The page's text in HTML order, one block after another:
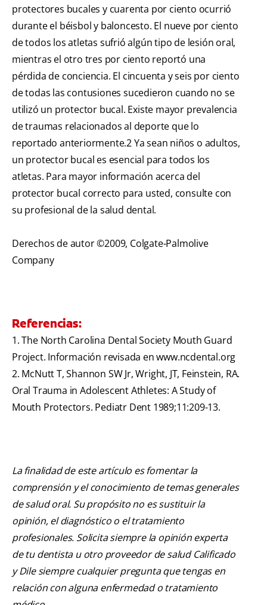
protectores bucales y cuarenta por ciento ocurrió
durante el béisbol y baloncesto. El nueve por ciento
de todos los atletas sufrió algún tipo de lesión oral,
mientras el otro tres por ciento reportó una
pérdida de conciencia. El cincuenta y seis por ciento
de todas las contusiones sucedieron cuando no se
utilizó un protector bucal. Existe mayor prevalencia
de traumas relacionados al deporte que lo
reportado anteriormente.2Ya sean niños o adultos,
un protector bucal es esencial para todos los
atletas. Para mayor información acerca del
protector bucal correcto para usted, consulte con
su profesional de la salud dental.
Derechos de autor ©2009, Colgate-Palmolive
Company
Referencias:
1. The North Carolina Dental Society Mouth Guard
Project. Información revisada en www.ncdental.org
2. McNutt T, Shannon SW Jr, Wright, JT, Feinstein, RA.
Oral Trauma in Adolescent Athletes: A Study of
Mouth Protectors. Pediatr Dent 1989;11:209-13.
La finalidad de este artículo es fomentar la
comprensión y el conocimiento de temas generales
de salud oral. Su propósito no es sustituir la
opinión, el diagnóstico o el tratamiento
profesionales. Solicita siempre la opinión experta
de tu dentista u otro proveedor de salud Calificado
y Dile siempre cualquier pregunta que tengas en
relación con alguna enfermedad o tratamiento